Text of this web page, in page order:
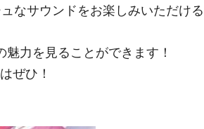
なサウンドをお楽しみいただけ
力を見ることができます！
ぜひ！